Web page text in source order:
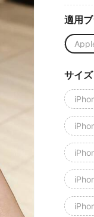
適用
サイズ